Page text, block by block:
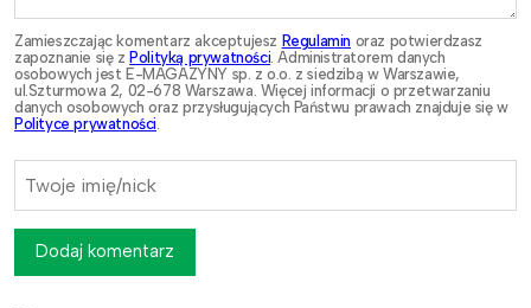
Zamieszczając komentarz akceptujesz Regulamin oraz potwierdzasz
zapoznanie się z Polityką prywatności. Administratorem danych
osobowych jest E-MAGAZYNY sp. z o.o. z siedzibą w Warszawie,
ul.Szturmowa 2, 02-678 Warszawa. Więcej informacji o przetwarzaniu
danych osobowych oraz przysługujących Państwu prawach znajduje się w
Polityce prywatności.
Dodaj komentarz